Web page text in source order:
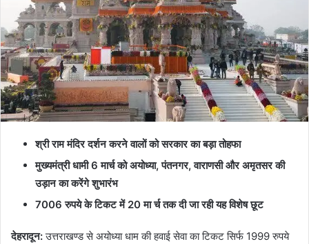
श्री राम मंदिर दर्शन करने वालों को सरकार का बड़ा तोहफा
मुख्यमंत्री धामी 6 मार्च को अयोध्या, पंतनगर, वाराणसी और अमृतसर की
उड़ान का करेंगे शुभारंभ
7006 रुपये के टिकट में 20 मा र्च तक दी जा रही यह विशेष छूट
देहरादून:उत्तराखण्ड से अयोध्या धाम की हवाई सेवा का टिकट सिर्फ 1999 रुपये